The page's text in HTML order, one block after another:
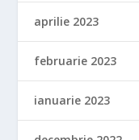
aprilie 2023
februarie 2023
ianuarie 2023